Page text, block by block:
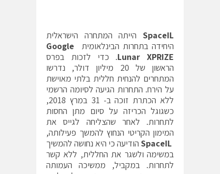
SpaceIL הייתה המתחרה הישראלית
היחידה בתחרות הבינלאומית Google
Lunar XPRIZE. כדי לזכות בפרס
הראשון של 20 מיליון דולר, נדרשו
המתחרים להנחית חללית בלתי מאוישת
על הירח. התחרות הגיעה לסיומה הרשמי
ללא הכתרת זוכה ב- 31 במרץ 2018,
כשגוגל הכריזה על סיום מתן החסות
לתחרות. לאחר שהצליחה לגייס את
המימון הקריטי הנחוץ להמשך פעילותה,
SpaceIL הודיעה כי היא נחושה להמשיך
במשימה ולשגר את החללית, ללא קשר
לתחרות. במקביל, ממשיכה העמותה